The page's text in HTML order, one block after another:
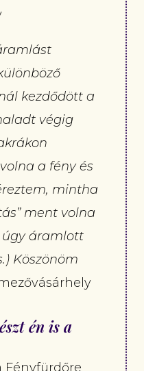
kezdődött a
végig
a fény és
mintha
ment volna
úgy áramlott
Köszönöm
én is a
Fényfürdőre